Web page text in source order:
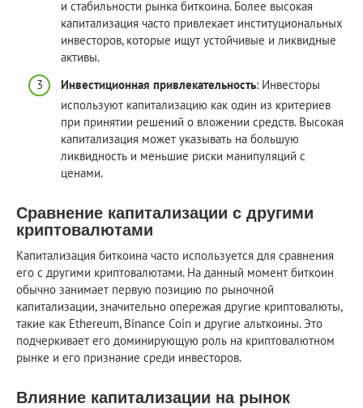
и стабильности рынка биткоина. Более высокая
капитализация часто привлекает институциональных
инвесторов, которые ищут устойчивые и ликвидные
активы.
Инвестиционная привлекательность: Инвесторы
используют капитализацию как один из критериев
при принятии решений о вложении средств. Высокая
капитализация может указывать на большую
ликвидность и меньшие риски манипуляций с
ценами.
Сравнение капитализации с другими
криптовалютами
Капитализация биткоина часто используется для сравнения
его с другими криптовалютами. На данный момент биткоин
обычно занимает первую позицию по рыночной
капитализации, значительно опережая другие криптовалюты,
такие как Ethereum, Binance Coin и другие альткоины. Это
подчеркивает его доминирующую роль на криптовалютном
рынке и его признание среди инвесторов.
Влияние капитализации на рынок